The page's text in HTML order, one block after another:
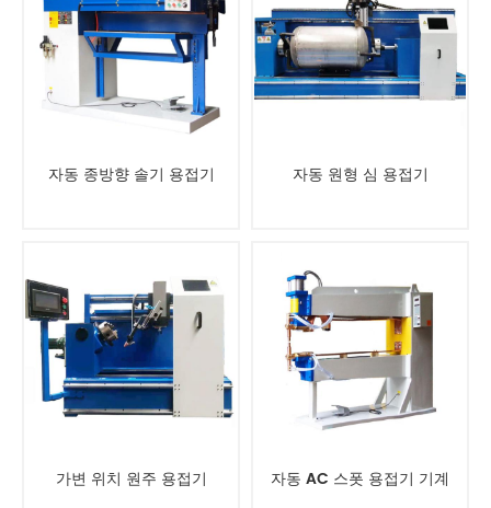
자동 종방향 솔기 용접기 자동 원형 심 용접기
가변 위치 원주 용접기 자동 AC 스폿 용접기 기계